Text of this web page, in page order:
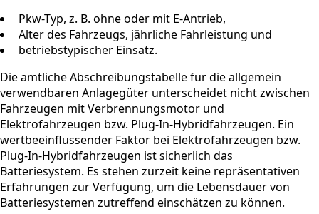
Pkw-Typ, z. B. ohne oder mit E-Antrieb,
Alter des Fahrzeugs, jährliche Fahrleistung und
betriebstypischer Einsatz.
Die amtliche Abschreibungstabelle für die allgemein
verwendbaren Anlagegüter unterscheidet nicht zwischen
Fahrzeugen mit Verbrennungsmotor und
Elektrofahrzeugen bzw. Plug-In-Hybridfahrzeugen. Ein
wertbeeinflussender Faktor bei Elektrofahrzeugen bzw.
Plug-In-Hybridfahrzeugen ist sicherlich das
Batteriesystem. Es stehen zurzeit keine repräsentativen
Erfahrungen zur Verfügung, um die Lebensdauer von
Batteriesystemen zutreffend einschätzen zu können.